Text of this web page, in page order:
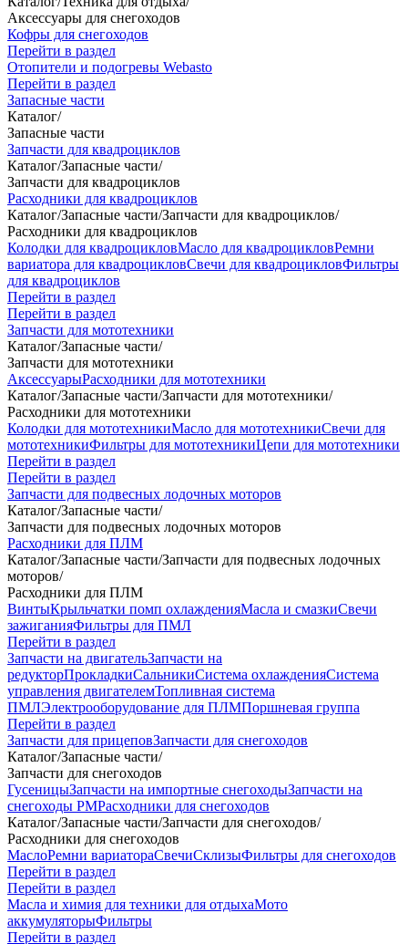
Аксессуары для снегоходов
Кофры для снегоходов
Перейти в раздел
Отопители и подогревы Webasto
Перейти в раздел
Запасные части
Каталог/
Запасные части
Запчасти для квадроциклов
Каталог/Запасные части/
Запчасти для квадроциклов
Расходники для квадроциклов
Каталог/Запасные части/Запчасти для квадроциклов/
Расходники для квадроциклов
Колодки для квадроцикловМасло для квадроцикловРемни
вариатора для квадроцикловСвечи для квадроцикловФильтры
для квадроциклов
Перейти в раздел
Перейти в раздел
Запчасти для мототехники
Каталог/Запасные части/
Запчасти для мототехники
АксессуарыРасходники для мототехники
Каталог/Запасные части/Запчасти для мототехники/
Расходники для мототехники
Колодки для мототехникиМасло для мототехникиСвечи для
мототехникиФильтры для мототехникиЦепи для мототехники
Перейти в раздел
Перейти в раздел
Запчасти для подвесных лодочных моторов
Каталог/Запасные части/
Запчасти для подвесных лодочных моторов
Расходники для ПЛМ
Каталог/Запасные части/Запчасти для подвесных лодочных
моторов/
Расходники для ПЛМ
ВинтыКрыльчатки помп охлажденияМасла и смазкиСвечи
зажиганияФильтры для ПМЛ
Перейти в раздел
Запчасти на двигательЗапчасти на
редукторПрокладкиСальникиСистема охлажденияСистема
управления двигателемТопливная система
ПМЛЭлектрооборудование для ПЛМПоршневая группа
Перейти в раздел
Запчасти для прицеповЗапчасти для снегоходов
Каталог/Запасные части/
Запчасти для снегоходов
ГусеницыЗапчасти на импортные снегоходыЗапчасти на
снегоходы РМРасходники для снегоходов
Каталог/Запасные части/Запчасти для снегоходов/
Расходники для снегоходов
МаслоРемни вариатораСвечиСклизыФильтры для снегоходов
Перейти в раздел
Перейти в раздел
Масла и химия для техники для отдыхаМото
аккумуляторыФильтры
Перейти в раздел